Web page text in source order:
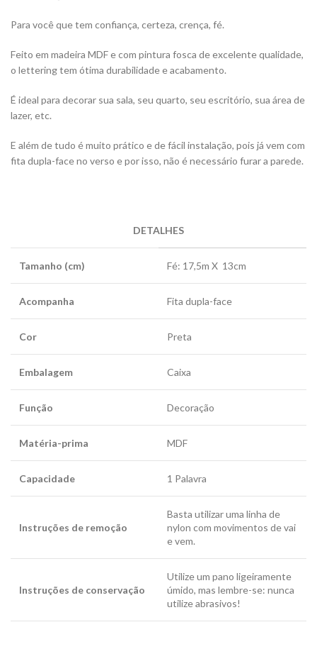
Para você que tem confiança, certeza, crença, fé.
Feito em madeira MDF e com pintura fosca de excelente qualidade,
o lettering tem ótima durabilidade e acabamento.
É ideal para decorar sua sala, seu quarto, seu escritório, sua área de
lazer, etc.
E além de tudo é muito prático e de fácil instalação, pois já vem com
fita dupla-face no verso e por isso, não é necessário furar a parede.
DETALHES
Tamanho (cm) Fé: 17,5m X 13cm
Acompanha Fita dupla-face
Cor Preta
Embalagem Caixa
Função Decoração
Matéria-prima MDF
Capacidade 1 Palavra
Instruções de remoção
Basta utilizar uma linha de
nylon com movimentos de vai
e vem.
Instruções de conservação
Utilize um pano ligeiramente
úmido, mas lembre-se: nunca
utilize abrasivos!